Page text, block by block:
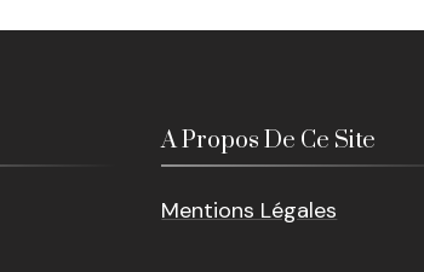
A Propos De Ce Site
Mentions Légales